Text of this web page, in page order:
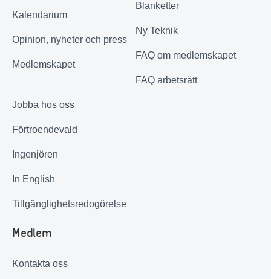
Kalendarium
Opinion, nyheter och press
Medlemskapet
Blanketter
Ny Teknik
FAQ om medlemskapet
FAQ arbetsrätt
Jobba hos oss
Förtroendevald
Ingenjören
In English
Tillgänglighetsredogörelse
Medlem
Kontakta oss